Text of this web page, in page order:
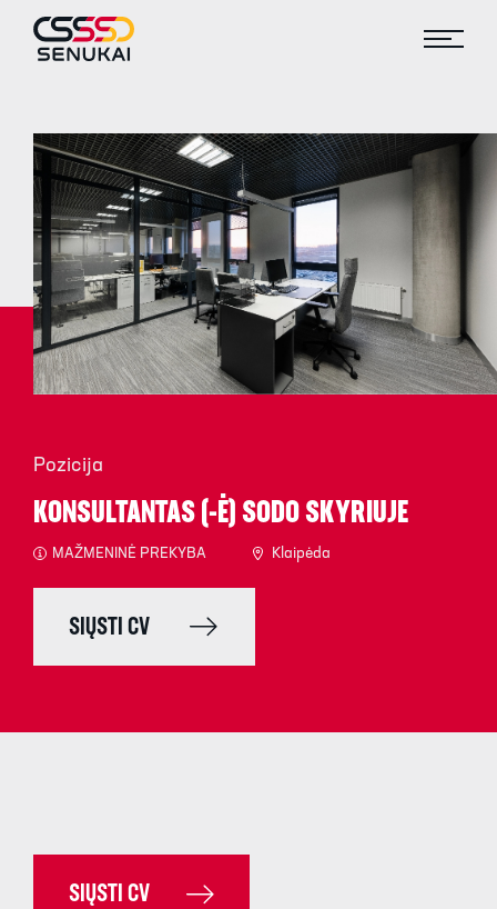
Pozicija
KONSULTANTAS (-Ė) SODO SKYRIUJE
MAŽMENINĖ PREKYBA Klaipėda
SIŲSTI CV
SIŲSTI CV